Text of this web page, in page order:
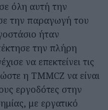
όλη αυτή την
την παραγωγή του
ήταν
την πλήρη
να επεκτείνει τις
η TMMCZ να είναι
εργοδότες στην
με εργατικό